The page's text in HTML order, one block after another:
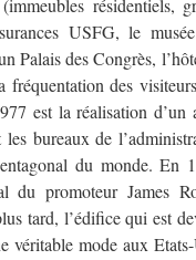
résidentiels,
USFG, le
Palais des Congrès,
des
est la réalisation d’un
bureaux de
du monde. En
du promoteur James
tard, l’édifice qui est
véritable mode aux